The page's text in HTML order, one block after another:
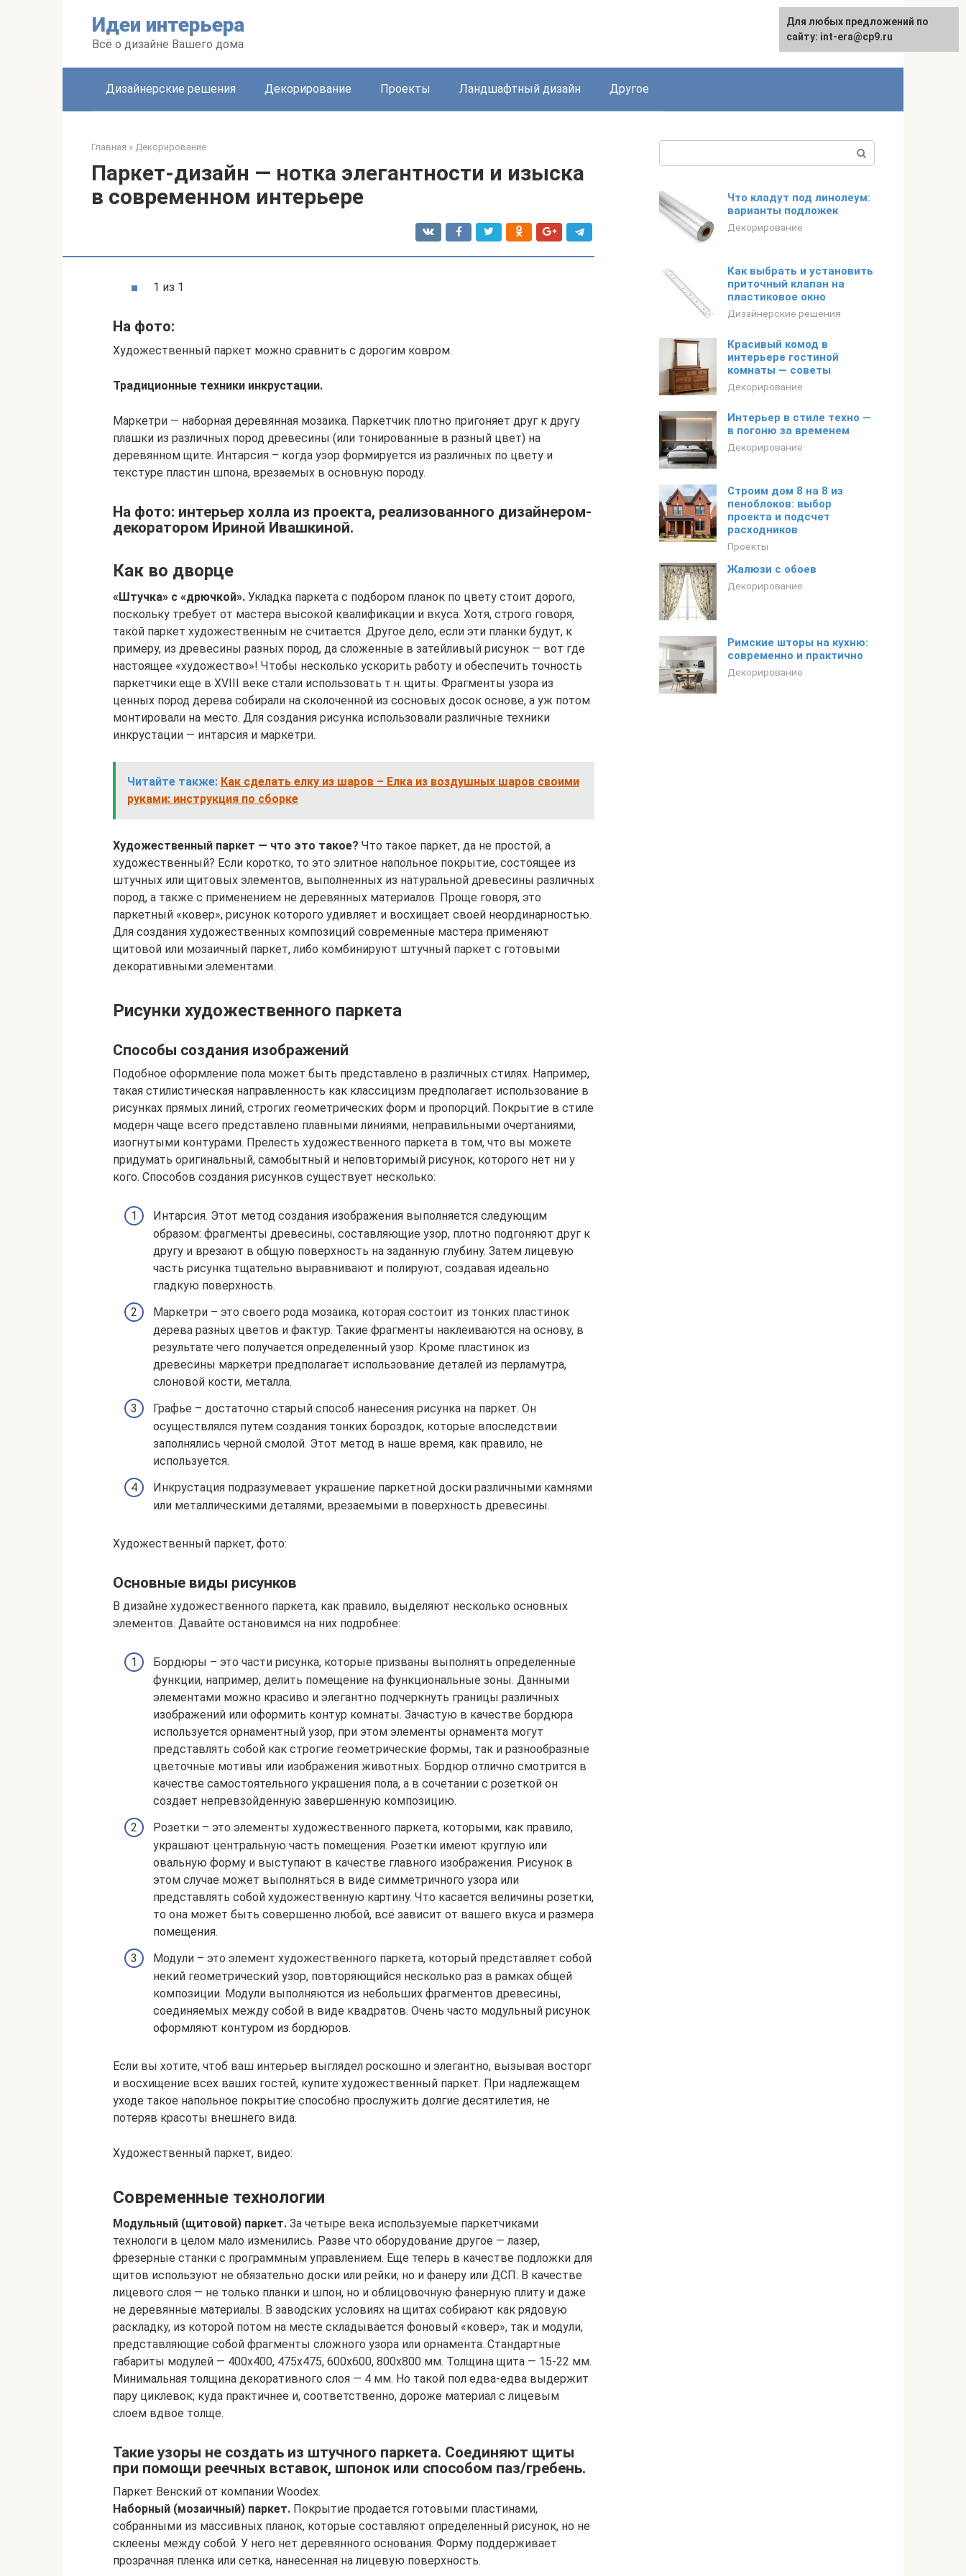
Идеи интерьера
Всё о дизайне Вашего дома
English
Дизайнерские решения Декорирование Проекты Ландшафтный дизайн Другое
Главная » Декорирование
Паркет-дизайн — нотка элегантности и изыска
в современном интерьере
1 из 1
На фото:
Художественный паркет можно сравнить с дорогим ковром.
Традиционные техники инкрустации.
Маркетри — наборная деревянная мозаика. Паркетчик плотно пригоняет друг к другу
плашки из различных пород древесины (или тонированные в разный цвет) на
деревянном щите. Интарсия – когда узор формируется из различных по цвету и
текстуре пластин шпона, врезаемых в основную породу.
На фото: интерьер холла из проекта, реализованного дизайнером-
декоратором Ириной Ивашкиной.
Как во дворце
«Штучка» с «дрючкой». Укладка паркета с подбором планок по цвету стоит дорого,
поскольку требует от мастера высокой квалификации и вкуса. Хотя, строго говоря,
такой паркет художественным не считается. Другое дело, если эти планки будут, к
примеру, из древесины разных пород, да сложенные в затейливый рисунок — вот где
настоящее «художество»! Чтобы несколько ускорить работу и обеспечить точность
паркетчики еще в XVIII веке стали использовать т.н. щиты. Фрагменты узора из
ценных пород дерева собирали на сколоченной из сосновых досок основе, а уж потом
монтировали на место. Для создания рисунка использовали различные техники
инкрустации — интарсия и маркетри.
Читайте также: Как сделать елку из шаров – Елка из воздушных шаров своими
руками: инструкция по сборке
Художественный паркет — что это такое? Что такое паркет, да не простой, а
художественный? Если коротко, то это элитное напольное покрытие, состоящее из
штучных или щитовых элементов, выполненных из натуральной древесины различных
пород, а также с применением не деревянных материалов. Проще говоря, это
паркетный «ковер», рисунок которого удивляет и восхищает своей неординарностью.
Для создания художественных композиций современные мастера применяют
щитовой или мозаичный паркет, либо комбинируют штучный паркет с готовыми
декоративными элементами.
Рисунки художественного паркета
Способы создания изображений
Подобное оформление пола может быть представлено в различных стилях. Например,
такая стилистическая направленность как классицизм предполагает использование в
рисунках прямых линий, строгих геометрических форм и пропорций. Покрытие в стиле
модерн чаще всего представлено плавными линиями, неправильными очертаниями,
изогнутыми контурами. Прелесть художественного паркета в том, что вы можете
придумать оригинальный, самобытный и неповторимый рисунок, которого нет ни у
кого. Способов создания рисунков существует несколько:
Интарсия. Этот метод создания изображения выполняется следующим
образом: фрагменты древесины, составляющие узор, плотно подгоняют друг к
другу и врезают в общую поверхность на заданную глубину. Затем лицевую
часть рисунка тщательно выравнивают и полируют, создавая идеально
гладкую поверхность.
Маркетри – это своего рода мозаика, которая состоит из тонких пластинок
дерева разных цветов и фактур. Такие фрагменты наклеиваются на основу, в
результате чего получается определенный узор. Кроме пластинок из
древесины маркетри предполагает использование деталей из перламутра,
слоновой кости, металла.
Графье – достаточно старый способ нанесения рисунка на паркет. Он
осуществлялся путем создания тонких бороздок, которые впоследствии
заполнялись черной смолой. Этот метод в наше время, как правило, не
используется.
Инкрустация подразумевает украшение паркетной доски различными камнями
или металлическими деталями, врезаемыми в поверхность древесины.
Художественный паркет, фото:
Основные виды рисунков
В дизайне художественного паркета, как правило, выделяют несколько основных
элементов. Давайте остановимся на них подробнее:
Бордюры – это части рисунка, которые призваны выполнять определенные
функции, например, делить помещение на функциональные зоны. Данными
элементами можно красиво и элегантно подчеркнуть границы различных
изображений или оформить контур комнаты. Зачастую в качестве бордюра
используется орнаментный узор, при этом элементы орнамента могут
представлять собой как строгие геометрические формы, так и разнообразные
цветочные мотивы или изображения животных. Бордюр отлично смотрится в
качестве самостоятельного украшения пола, а в сочетании с розеткой он
создает непревзойденную завершенную композицию.
Розетки – это элементы художественного паркета, которыми, как правило,
украшают центральную часть помещения. Розетки имеют круглую или
овальную форму и выступают в качестве главного изображения. Рисунок в
этом случае может выполняться в виде симметричного узора или
представлять собой художественную картину. Что касается величины розетки,
то она может быть совершенно любой, всё зависит от вашего вкуса и размера
помещения.
Модули – это элемент художественного паркета, который представляет собой
некий геометрический узор, повторяющийся несколько раз в рамках общей
композиции. Модули выполняются из небольших фрагментов древесины,
соединяемых между собой в виде квадратов. Очень часто модульный рисунок
оформляют контуром из бордюров.
Если вы хотите, чтоб ваш интерьер выглядел роскошно и элегантно, вызывая восторг
и восхищение всех ваших гостей, купите художественный паркет. При надлежащем
уходе такое напольное покрытие способно прослужить долгие десятилетия, не
потеряв красоты внешнего вида.
Художественный паркет, видео:
Современные технологии
Модульный (щитовой) паркет. За четыре века используемые паркетчиками
технологи в целом мало изменились. Разве что оборудование другое — лазер,
фрезерные станки с программным управлением. Еще теперь в качестве подложки для
щитов используют не обязательно доски или рейки, но и фанеру или ДСП. В качестве
лицевого слоя — не только планки и шпон, но и облицовочную фанерную плиту и даже
не деревянные материалы. В заводских условиях на щитах собирают как рядовую
раскладку, из которой потом на месте складывается фоновый «ковер», так и модули,
представляющие собой фрагменты сложного узора или орнамента. Стандартные
габариты модулей — 400х400, 475х475, 600х600, 800х800 мм. Толщина щита — 15-22 мм.
Минимальная толщина декоративного слоя — 4 мм. Но такой пол едва-едва выдержит
пару циклевок; куда практичнее и, соответственно, дороже материал с лицевым
слоем вдвое толще.
Такие узоры не создать из штучного паркета. Соединяют щиты
при помощи реечных вставок, шпонок или способом паз/гребень.
Паркет Венский от компании Woodex.
Наборный (мозаичный) паркет. Покрытие продается готовыми пластинами,
собранными из массивных планок, которые составляют определенный рисунок, но не
склеены между собой. У него нет деревянного основания. Форму поддерживает
прозрачная пленка или сетка, нанесенная на лицевую поверхность.
Что кладут под линолеум:
варианты подложек
Декорирование
Как выбрать и установить
приточный клапан на
пластиковое окно
Дизайнерские решения
Красивый комод в
интерьере гостиной
комнаты — советы
Декорирование
Интерьер в стиле техно —
в погоню за временем
Декорирование
Строим дом 8 на 8 из
пеноблоков: выбор
проекта и подсчет
расходников
Проекты
Жалюзи с обоев
Декорирование
Римские шторы на кухню:
современно и практично
Декорирование
Для любых предложений по
сайту: int-era@cp9.ru